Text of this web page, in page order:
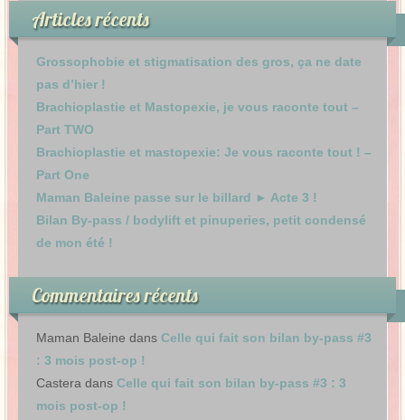
Articles récents
Grossophobie et stigmatisation des gros, ça ne date
pas d’hier !
Brachioplastie et Mastopexie, je vous raconte tout –
Part TWO
Brachioplastie et mastopexie: Je vous raconte tout ! –
Part One
Maman Baleine passe sur le billard ► Acte 3 !
Bilan By-pass / bodylift et pinuperies, petit condensé
de mon été !
Commentaires récents
Maman Baleine dans Celle qui fait son bilan by-pass #3
: 3 mois post-op !
Castera dans Celle qui fait son bilan by-pass #3 : 3
mois post-op !